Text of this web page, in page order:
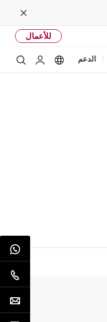
Close
للأعمال
الدعم optionsحساب